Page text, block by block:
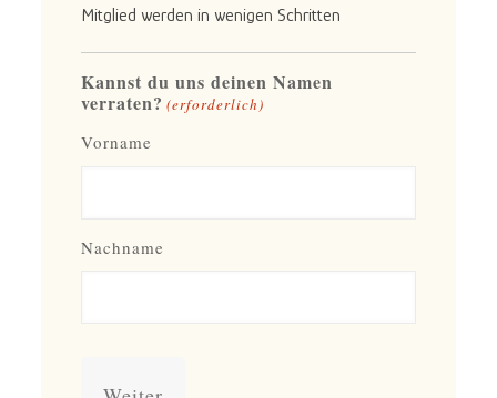
Mitglied werden in wenigen Schritten
Kannst du uns deinen Namen
verraten? (erforderlich)
Vorname
Nachname